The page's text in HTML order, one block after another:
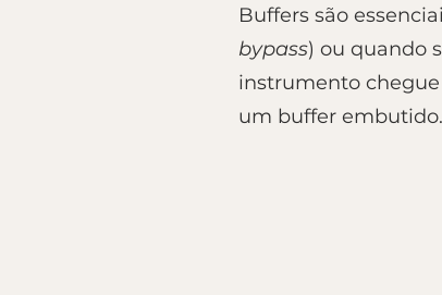
Buffers são
bypass) ou quando
instrumento
um buffer embutido.